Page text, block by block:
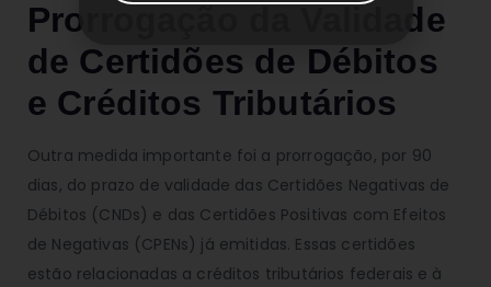
Prorrogação da Validade
de Certidões de Débitos
e Créditos Tributários
Outra medida importante foi a prorrogação, por 90
dias, do prazo de validade das Certidões Negativas de
Débitos (CNDs) e das Certidões Positivas com Efeitos
de Negativas (CPENs) já emitidas. Essas certidões
estão relacionadas a créditos tributários federais e à